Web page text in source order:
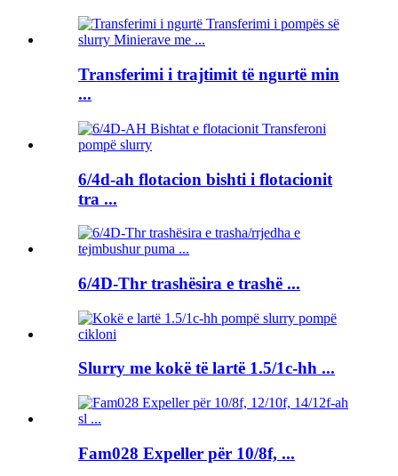
Transferimi i trajtimit të ngurtë min
...
6/4d-ah flotacion bishti i flotacionit
tra ...
6/4D-Thr trashësira e trashë ...
Slurry me kokë të lartë 1.5/1c-hh ...
Fam028 Expeller për 10/8f, ...